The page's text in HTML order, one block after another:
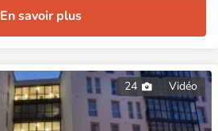
En savoir plus
24 Vidéo